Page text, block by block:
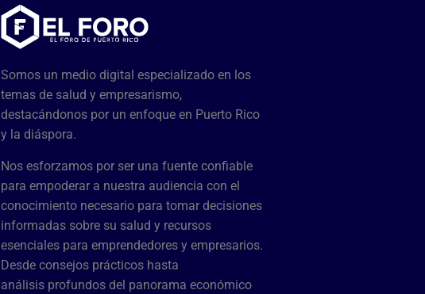
Somos un medio digital especializado en los
temas de salud y empresarismo,
destacándonos por un enfoque en Puerto Rico
y la diáspora.
Nos esforzamos por ser una fuente confiable
para empoderar a nuestra audiencia con el
conocimiento necesario para tomar decisiones
informadas sobre su salud y recursos
esenciales para emprendedores y empresarios.
Desde consejos prácticos hasta
análisis profundos del panorama económico